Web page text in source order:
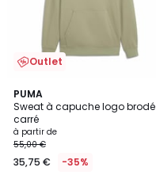
Outlet
PUMA
Sweat à capuche logo brodé
carré
à partir de
55,00 €
35,75 € -35%
3
/
5
2
Couleurs